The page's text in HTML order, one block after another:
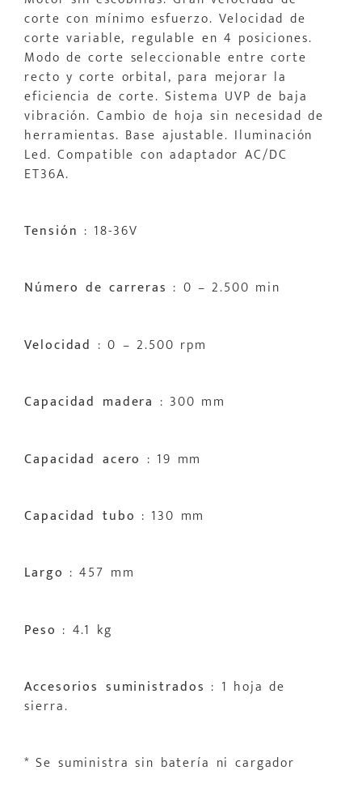
corte con mínimo esfuerzo. Velocidad de
corte variable, regulable en 4 posiciones.
Modo de corte seleccionable entre corte
recto y corte orbital, para mejorar la
eficiencia de corte. Sistema UVP de baja
vibración. Cambio de hoja sin necesidad de
herramientas. Base ajustable. Iluminación
Led. Compatible con adaptador AC/DC
ET36A.
Tensión : 18-36V
Número de carreras : 0 – 2.500 min
Velocidad : 0 – 2.500 rpm
Capacidad madera : 300 mm
Capacidad acero : 19 mm
Capacidad tubo : 130 mm
Largo : 457 mm
Peso : 4.1 kg
Accesorios suministrados : 1 hoja de
sierra.
* Se suministra sin batería ni cargador